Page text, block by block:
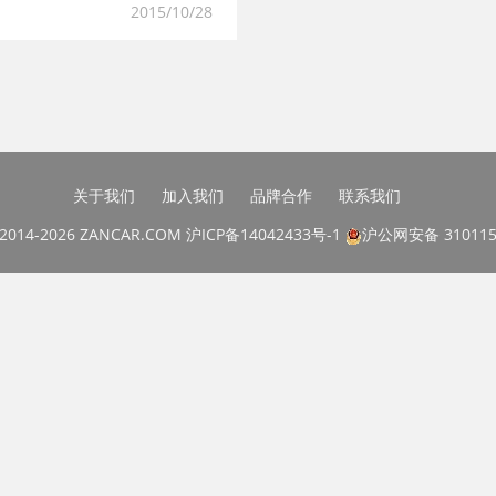
2015/10/28
关于我们 加入我们 品牌合作
联系我们
2026 ZANCAR.COM 沪ICP备14042433号-1 沪公网安备